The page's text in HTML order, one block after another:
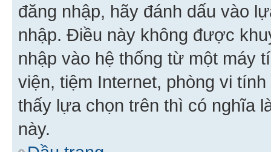
đăng nhập, hãy đánh dấu vào
nhập. Điều này không được
nhập vào hệ thống từ một máy
viện, tiệm Internet, phòng vi
thấy lựa chọn trên thì có nghĩa
này.